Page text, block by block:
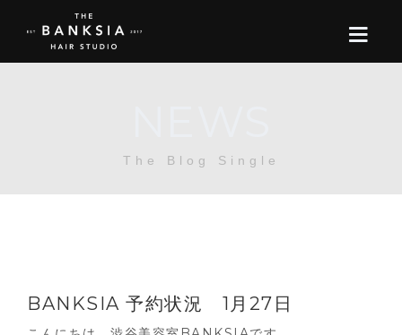
The Blog Single
BANKSIA 予約状況 1月27日